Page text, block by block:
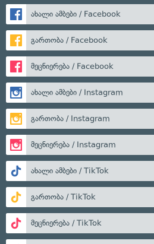
ახალი ამბები / Facebook
გართობა / Facebook
მეცნიერება / Facebook
ახალი ამბები / Instagram
გართობა / Instagram
მეცნიერება / Instagram
ახალი ამბები / TikTok
გართობა / TikTok
მეცნიერება / TikTok